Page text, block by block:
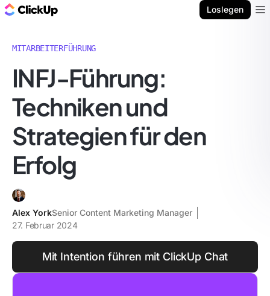
Loslegen
MITARBEITERFÜHRUNG
INFJ-Führung:
Techniken und
Strategien für den
Erfolg
Alex YorkSenior Content Marketing Manager
27. Februar 2024
Mit Intention führen mit ClickUp Chat